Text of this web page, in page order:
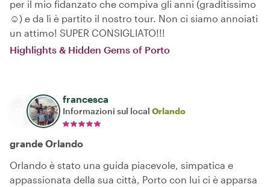
per il mio fidanzato che compiva gli anni (graditissimo
☺️) e da lì è partito il nostro tour. Non ci siamo annoiati
un attimo! SUPER CONSIGLIATO!!!
Highlights & Hidden Gems of Porto
francesca
Informazioni sul local Orlando
grande Orlando
Orlando è stato una guida piacevole, simpatica e
appassionata della sua città, Porto con lui ci è apparsa